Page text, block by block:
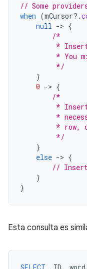
// Some
when (mCursor?.
null -> {
/*
*
* You
         */
}
0 -> {
/*
*
*
* row,
         */
}
else -> {
// Insert
}
}
Esta consulta es
SELECT _ID, word,